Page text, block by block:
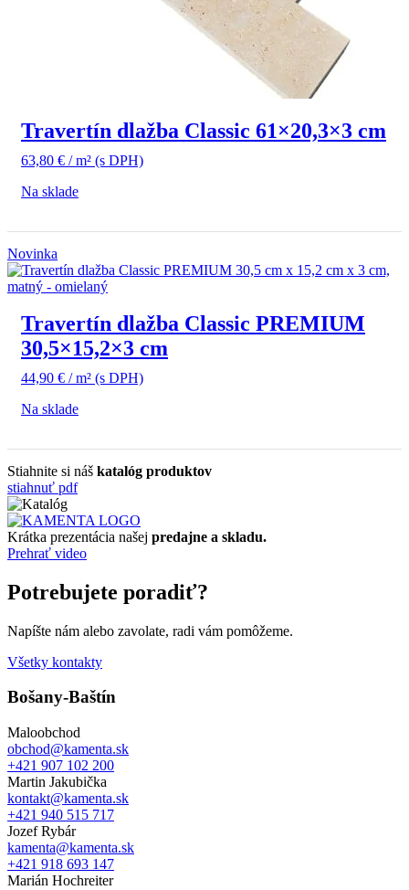
Travertín dlažba Classic 61×20,3×3 cm
63,80 € / m² (s DPH)
Na sklade
Novinka
Travertín dlažba Classic PREMIUM
30,5×15,2×3 cm
44,90 € / m² (s DPH)
Na sklade
Stiahnite si náš katalóg produktov
stiahnuť pdf
Krátka prezentácia našej predajne a skladu.
Prehrať video
Potrebujete poradiť?
Napíšte nám alebo zavolate, radi vám pomôžeme.
Všetky kontakty
Bošany-Baštín
Maloobchod
obchod@kamenta.sk
+421 907 102 200
Martin Jakubička
kontakt@kamenta.sk
+421 940 515 717
Jozef Rybár
kamenta@kamenta.sk
+421 918 693 147
Marián Hochreiter